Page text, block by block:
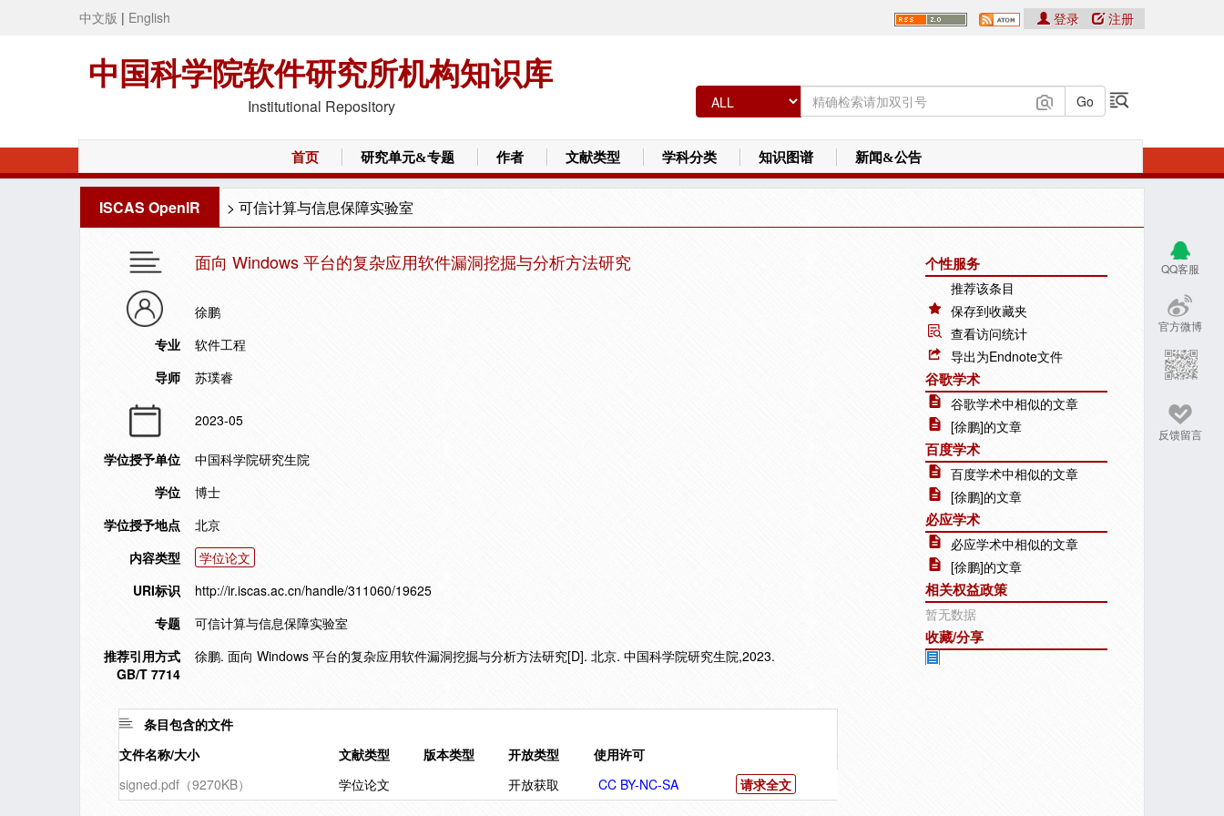
中文版 | English
中国科学院软件研究所机构知识库
Institutional Repository
登录 注册
首页 研究单元&专题 作者 文献类型 学科分类 知识图谱 新闻&公告
ISCAS OpenIR > 可信计算与信息保障实验室
QQ客服
官方微博
反馈留言
面向 Windows 平台的复杂应用软件漏洞挖掘与分析方法研究
徐鹏
专业
软件工程
导师
苏璞睿
2023-05
学位授予单位
中国科学院研究生院
学位
博士
学位授予地点
北京
内容类型
学位论文
URI标识
http://ir.iscas.ac.cn/handle/311060/19625
专题
可信计算与信息保障实验室
推荐引用方式
GB/T 7714
徐鹏. 面向 Windows 平台的复杂应用软件漏洞挖掘与分析方法研究[D]. 北京. 中国科学院研究生院,2023.
条目包含的文件
文件名称/大小
文献类型 版本类型 开放类型
使用许可
signed.pdf（9270KB）
学位论文 开放获取 CC BY-NC-SA 请求全文
个性服务
推荐该条目
保存到收藏夹
查看访问统计
导出为Endnote文件
谷歌学术
谷歌学术中相似的文章
[徐鹏]的文章
百度学术
百度学术中相似的文章
[徐鹏]的文章
必应学术
必应学术中相似的文章
[徐鹏]的文章
相关权益政策
暂无数据
收藏/分享